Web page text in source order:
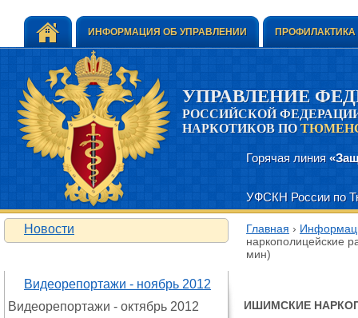
ИНФОРМАЦИЯ ОБ УПРАВЛЕНИИ
УПРАВЛЕНИЕ
РОССИЙСКОЙ
НАРКОТИКОВ ПО
Горячая линия
УФСКН России по
Главная ›
наркополицейские
мин)
ИШИМСКИЕ
Новости
Видеорепортажи - ноябрь 2012
Видеорепортажи - октябрь 2012